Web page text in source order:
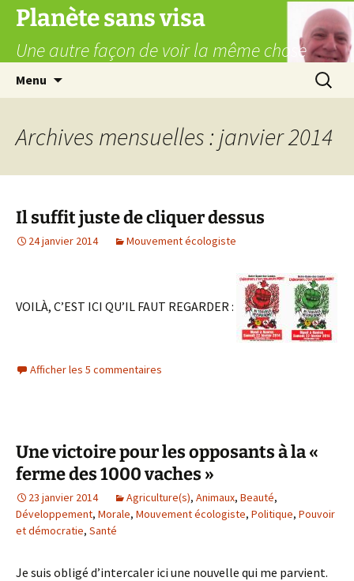
Aller
contenu
Planète sans visa
Une autre façon de voir la même chose
Menu
Archives mensuelles : janvier 2014
Il suffit juste de cliquer dessus
24 janvier 2014 Mouvement écologiste
VOILÀ, C’EST ICI QU’IL FAUT REGARDER :
Afficher les 5 commentaires
Une victoire pour les opposants à la «
ferme des 1000 vaches »
23 janvier 2014 Agriculture(s), Animaux, Beauté,
Développement, Morale, Mouvement écologiste, Politique, Pouvoir
et démocratie, Santé
Je suis obligé d’intercaler ici une nouvelle qui me parvient.